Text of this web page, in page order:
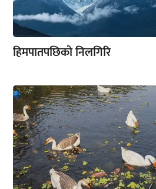
हिमपातपछिको निलगिरि